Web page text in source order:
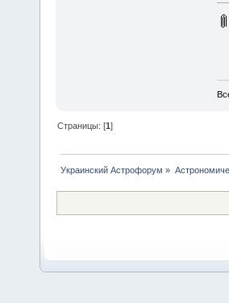
Страницы: [1]
Украинский Астрофорум »